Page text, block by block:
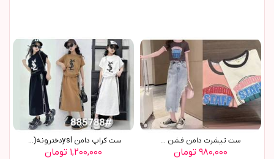
ست تیشرت دامن فشن ...
۹۸۰,۰۰۰ تومان
ست کراپ دامن yslدخترونه(9744)
۱,۲۰۰,۰۰۰ تومان